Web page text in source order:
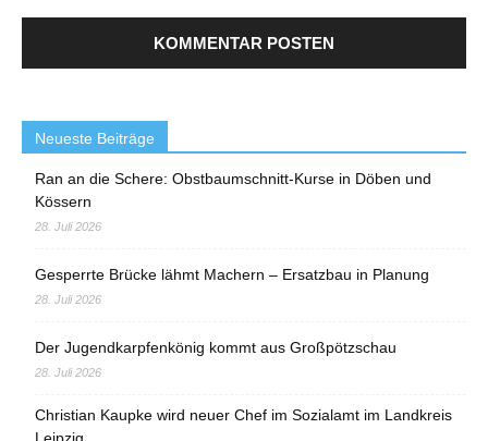
Neueste Beiträge
Ran an die Schere: Obstbaumschnitt-Kurse in Döben und
Kössern
28. Juli 2026
Gesperrte Brücke lähmt Machern – Ersatzbau in Planung
28. Juli 2026
Der Jugendkarpfenkönig kommt aus Großpötzschau
28. Juli 2026
Christian Kaupke wird neuer Chef im Sozialamt im Landkreis